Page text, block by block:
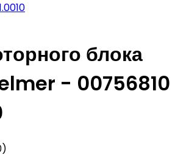
блока
- 00756810